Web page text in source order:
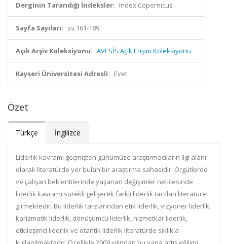
Derginin Tarandığı İndeksler: Index Copernicus
Sayfa Sayıları: ss.161-189
Açık Arşiv Koleksiyonu: AVESİS Açık Erişim Koleksiyonu
Kayseri Üniversitesi Adresli: Evet
Özet
Türkçe İngilizce
Liderlik kavramı geçmişten günümüze araştırmacıların ilgi alanı
olarak literatürde yer bulan bir araştırma sahasıdır. Örgütlerde
ve çalışan beklentilerinde yaşanan değişimler neticesinde
liderlik kavramı sürekli gelişerek farklı liderlik tarzları literatüre
girmektedir. Bu liderlik tarzlarından etik liderlik, vizyoner liderlik,
karizmatik liderlik, dönüşümcü liderlik, hizmetkar liderlik,
etkileşimci liderlik ve otantik liderlik literatürde sıklıkla